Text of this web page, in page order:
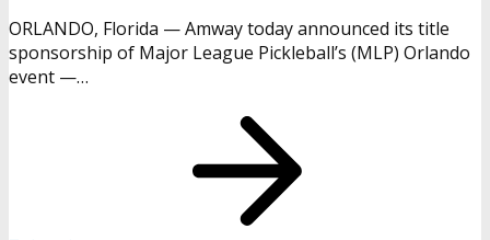
ORLANDO, Florida — Amway today announced its title
sponsorship of Major League Pickleball’s (MLP) Orlando
event —…